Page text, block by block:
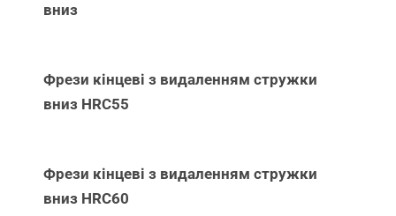
вниз
Фрези кінцеві з видаленням стружки
вниз НRC55
Фрези кінцеві з видаленням стружки
вниз НRC60